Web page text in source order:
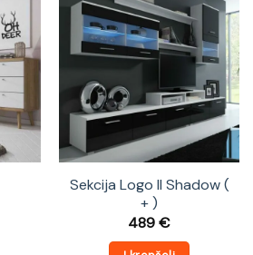
Sekcija Logo II Shadow (
+ )
489€